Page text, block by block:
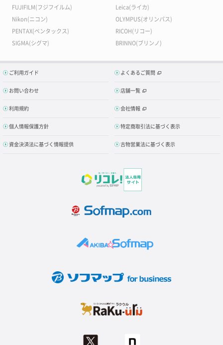
FUJIFILM(フジフイルム)
Leica(ライカ)
Nikon(ニコン)
OLYMPUS(オリンパス)
PENTAX(ペンタックス)
RICOH(リコー)
SIGMA(シグマ)
BRINNO(ブリンノ)
ご利用ガイド よくあるご質問
お問い合わせ 店舗一覧
利用規約 会社情報
個人情報保護方針 特定商取引法に基づく表示
資金決済法に基づく情報提供 古物営業法に基づく表示